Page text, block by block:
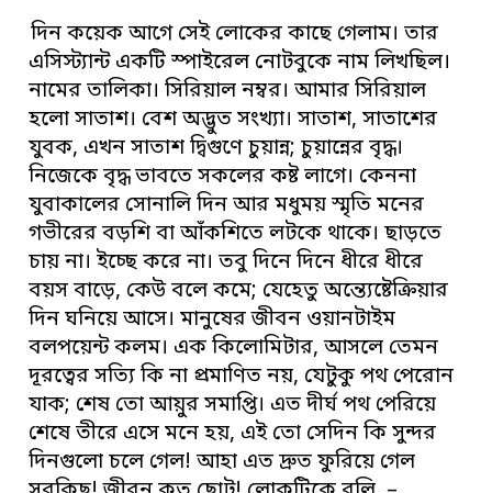
দিন কয়েক আগে সেই লোকের কাছে গেলাম। তার
এসিস্ট্যান্ট একটি স্পাইরেল নোটবুকে নাম লিখছিল।
নামের তালিকা। সিরিয়াল নম্বর। আমার সিরিয়াল
হলো সাতাশ। বেশ অদ্ভুত সংখ্যা। সাতাশ, সাতাশের
যুবক, এখন সাতাশ দ্বিগুণে চুয়ান্ন; চুয়ান্নের বৃদ্ধ।
নিজেকে বৃদ্ধ ভাবতে সকলের কষ্ট লাগে। কেননা
যুবাকালের সোনালি দিন আর মধুময় স্মৃতি মনের
গভীরের বড়শি বা আঁকশিতে লটকে থাকে। ছাড়তে
চায় না। ইচ্ছে করে না। তবু দিনে দিনে ধীরে ধীরে
বয়স বাড়ে, কেউ বলে কমে; যেহেতু অন্ত্যেষ্টেক্রিয়ার
দিন ঘনিয়ে আসে। মানুষের জীবন ওয়ানটাইম
বলপয়েন্ট কলম। এক কিলোমিটার, আসলে তেমন
দূরত্বের সত্যি কি না প্রমাণিত নয়, যেটুকু পথ পেরোন
যাক; শেষ তো আয়ুর সমাপ্তি। এত দীর্ঘ পথ পেরিয়ে
শেষে তীরে এসে মনে হয়, এই তো সেদিন কি সুন্দর
দিনগুলো চলে গেল! আহা এত দ্রুত ফুরিয়ে গেল